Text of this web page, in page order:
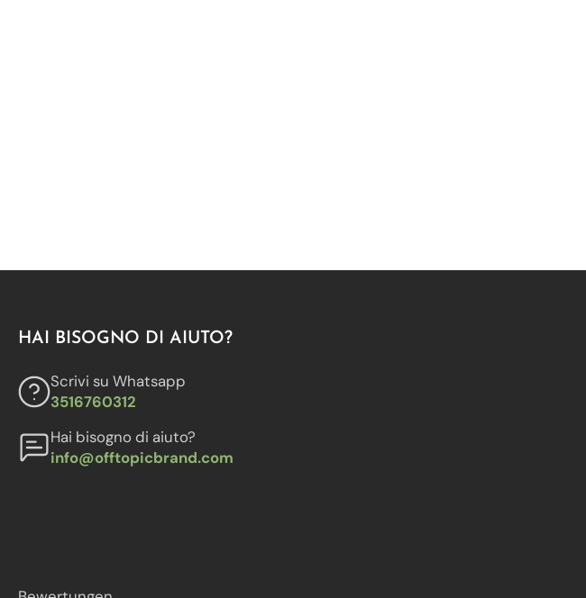
HAI BISOGNO DI AIUTO?
Scrivi su Whatsapp
3516760312
Hai bisogno di aiuto?
info@offtopicbrand.com